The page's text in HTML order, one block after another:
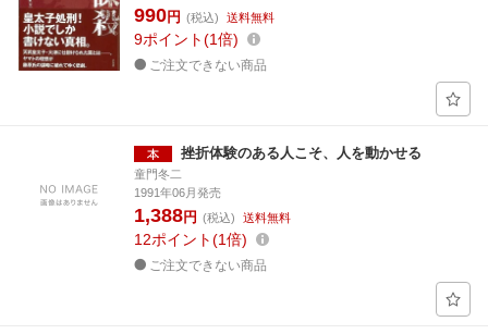
990円 (税込) 送料無料
9ポイント 1倍
ご注文できない商品
挫折体験のある人こそ、人を動かせる
童門冬二
1991年06月発売
1,388円 (税込) 送料無料
12ポイント 1倍
ご注文できない商品